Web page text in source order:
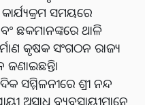
ସମୟରେ
ଛକମାନଙ୍କରେ ଥାଳି
କୃଷକ ସଂଗଠନ ରାଜ୍ୟ
ସମ୍ମିଳନୀରେ ଶ୍ରୀ ନନ୍ଦ
ଅସାଧୁ ବ୍ୟବସାୟୀମାନେ